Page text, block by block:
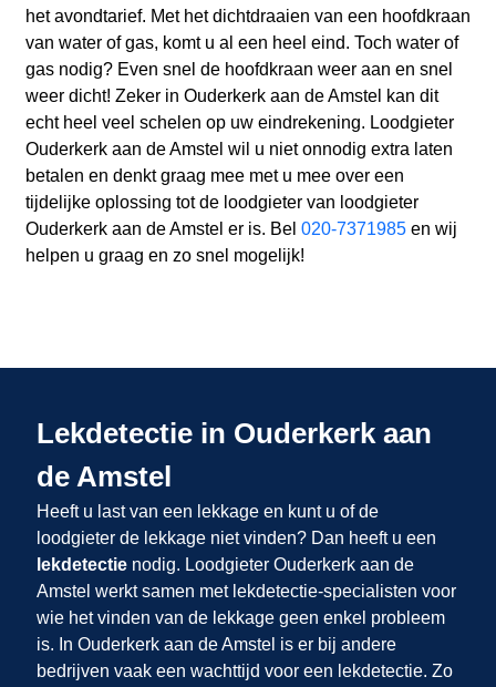
het avondtarief. Met het dichtdraaien van een hoofdkraan
van water of gas, komt u al een heel eind. Toch water of
gas nodig? Even snel de hoofdkraan weer aan en snel
weer dicht! Zeker in Ouderkerk aan de Amstel kan dit
echt heel veel schelen op uw eindrekening. Loodgieter
Ouderkerk aan de Amstel wil u niet onnodig extra laten
betalen en denkt graag mee met u mee over een
tijdelijke oplossing tot de loodgieter van loodgieter
Ouderkerk aan de Amstel er is. Bel 020-7371985en wij
helpen u graag en zo snel mogelijk!
Lekdetectie in Ouderkerk aan
de Amstel
Heeft u last van een lekkage en kunt u of de
loodgieter de lekkage niet vinden? Dan heeft u een
lekdetectienodig. Loodgieter Ouderkerk aan de
Amstel werkt samen met lekdetectie-specialisten voor
wie het vinden van de lekkage geen enkel probleem
is. In Ouderkerk aan de Amstel is er bij andere
bedrijven vaak een wachttijd voor een lekdetectie. Zo